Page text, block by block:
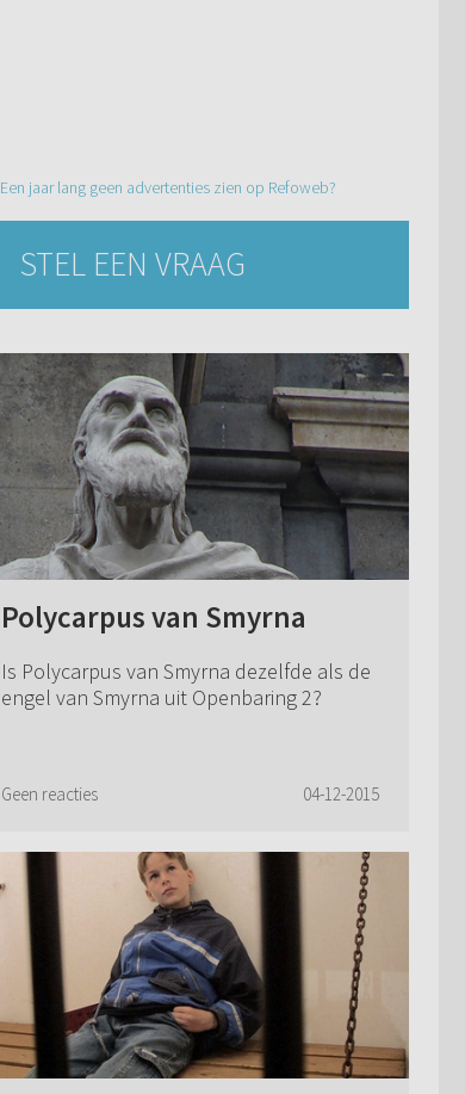
Een jaar lang geen advertenties zien op Refoweb?
STEL EEN VRAAG
Polycarpus van Smyrna
Is Polycarpus van Smyrna dezelfde als de
engel van Smyrna uit Openbaring 2?
Geen reacties 04-12-2015